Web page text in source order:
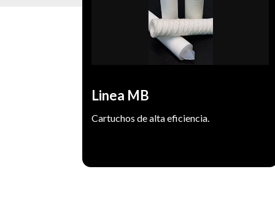
Linea MB
Cartuchos de alta eficiencia.
media viscosidad. Fabricados
íntegramente en Polipropileno para lograr
una amplia compatibilidad química.
Porosidad de 0,2 a 100 Micrones.
ablandadadores. Filtracion final de
productos químicos